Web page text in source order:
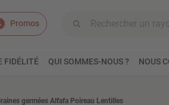
FIDÉLITÉ QUI SOMMES-NOUS ? NOUS
Promos
germées Alfafa Poireau Lentilles